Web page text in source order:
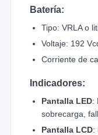
Batería:
Tipo: VRLA o
Voltaje: 192
Corriente de
Indicadores:
Pantalla LED:
sobrecarga,
Pantalla LCD: